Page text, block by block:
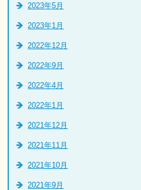
2023年5月
2023年1月
2022年12月
2022年9月
2022年4月
2022年1月
2021年12月
2021年11月
2021年10月
2021年9月